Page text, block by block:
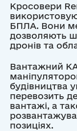
Кросовери
БПЛА. Вони
дозволяють
дронів та
Вантажний
будівництва
перевозить
вантажі, а
позиціях.